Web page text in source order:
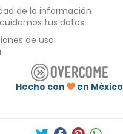
de la información
tus datos
de uso
Hecho con
en México